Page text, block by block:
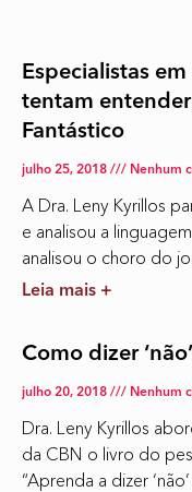
Especialistas
tentam
Fantástico
julho 25, 2018 Nenhum
A Dra. Leny Kyrillos
e analisou a
analisou o choro do
Leia mais +
Como dizer
julho 20, 2018 Nenhum
Dra. Leny Kyrillos
da CBN o livro do
“Aprenda a dizer